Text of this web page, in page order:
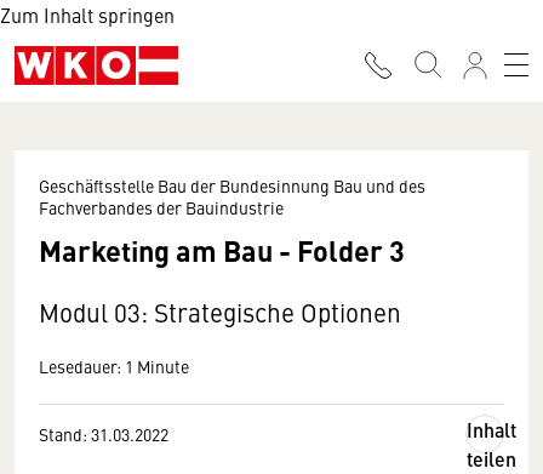
Zum Inhalt springen
Geschäftsstelle Bau der Bundesinnung Bau und des
Fachverbandes der Bauindustrie
Marketing am Bau - Folder 3
Modul 03: Strategische Optionen
Lesedauer: 1 Minute
Stand: 31.03.2022
Inhalt
teilen